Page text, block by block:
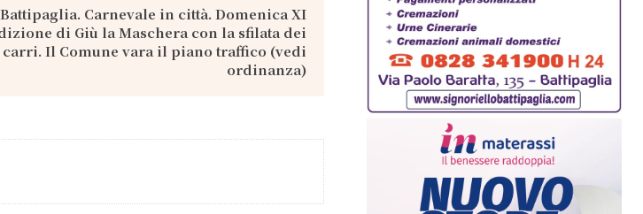
Battipaglia. Carnevale in città. Domenica XI
di Giù la Maschera con la sfilata dei
carri. Il Comune vara il piano traffico (vedi
ordinanza)